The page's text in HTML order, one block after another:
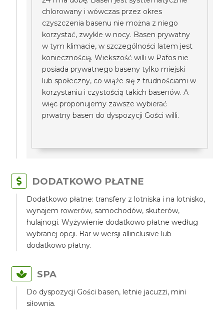
chlorowany i wówczas przez okres
czyszczenia basenu nie można z niego
korzystać, zwykle w nocy. Basen prywatny
w tym klimacie, w szczególności latem jest
koniecznością. Wiekszość willi w Pafos nie
posiada prywatnego baseny tylko miejski
lub społeczny, co wiąże się z trudnościami w
korzystaniu i czystością takich basenów. A
więc proponujemy zawsze wybierać
prwatny basen do dyspozycji Gości willi.
DODATKOWO PŁATNE
Dodatkowo płatne: transfery z lotniska i na lotnisko,
wynajem rowerów, samochodów, skuterów,
hulajnogi. Wyżywienie dodatkowo płatne według
wybranej opcji. Bar w wersji allinclusive lub
dodatkowo płatny.
SPA
Do dyspozycji Gości basen, letnie jacuzzi, mini
siłownia.